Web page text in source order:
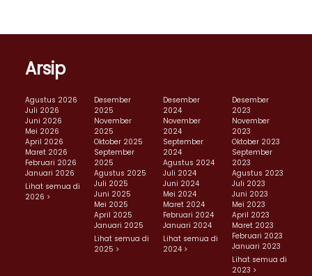
Arsip
Agustus 2026
Juli 2026
Juni 2026
Mei 2026
April 2026
Maret 2026
Februari 2026
Januari 2026
Lihat semua di
2026 >
Desember
2025
November
2025
Oktober 2025
September
2025
Agustus 2025
Juli 2025
Juni 2025
Mei 2025
April 2025
Januari 2025
Lihat semua di
2025 >
Desember
2024
November
2024
September
2024
Agustus 2024
Juli 2024
Juni 2024
Mei 2024
Maret 2024
Februari 2024
Januari 2024
Lihat semua di
2024 >
Desember
2023
November
2023
Oktober 2023
September
2023
Agustus 2023
Juli 2023
Juni 2023
Mei 2023
April 2023
Maret 2023
Februari 2023
Januari 2023
Lihat semua di
2023 >